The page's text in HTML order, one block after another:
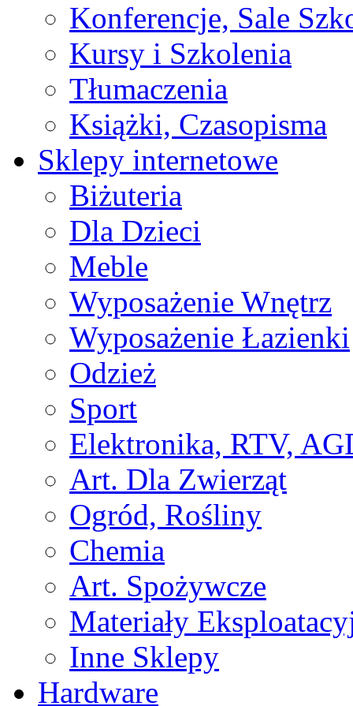
Konferencje, Sale
Kursy i Szkolenia
Tłumaczenia
Książki, Czasopisma
Sklepy internetowe
Biżuteria
Dla Dzieci
Meble
Wyposażenie Wnętrz
Wyposażenie Łazienki
Odzież
Sport
Elektronika, RTV,
Art. Dla Zwierząt
Ogród, Rośliny
Chemia
Art. Spożywcze
Materiały
Inne Sklepy
Hardware